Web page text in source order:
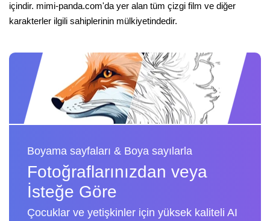
içindir. mimi-panda.com'da yer alan tüm çizgi film ve diğer
karakterler ilgili sahiplerinin mülkiyetindedir.
Boyama sayfaları & Boya sayılarla
Fotoğraflarınızdan veya
İsteğe Göre
Çocuklar ve yetişkinler için yüksek kaliteli AI